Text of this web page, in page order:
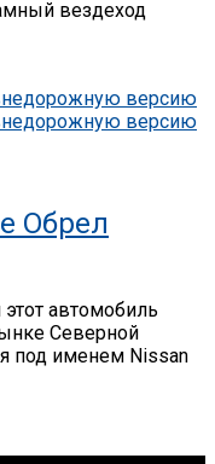
вездеход
Обрел
автомобиль
Северной
под именем Nissan